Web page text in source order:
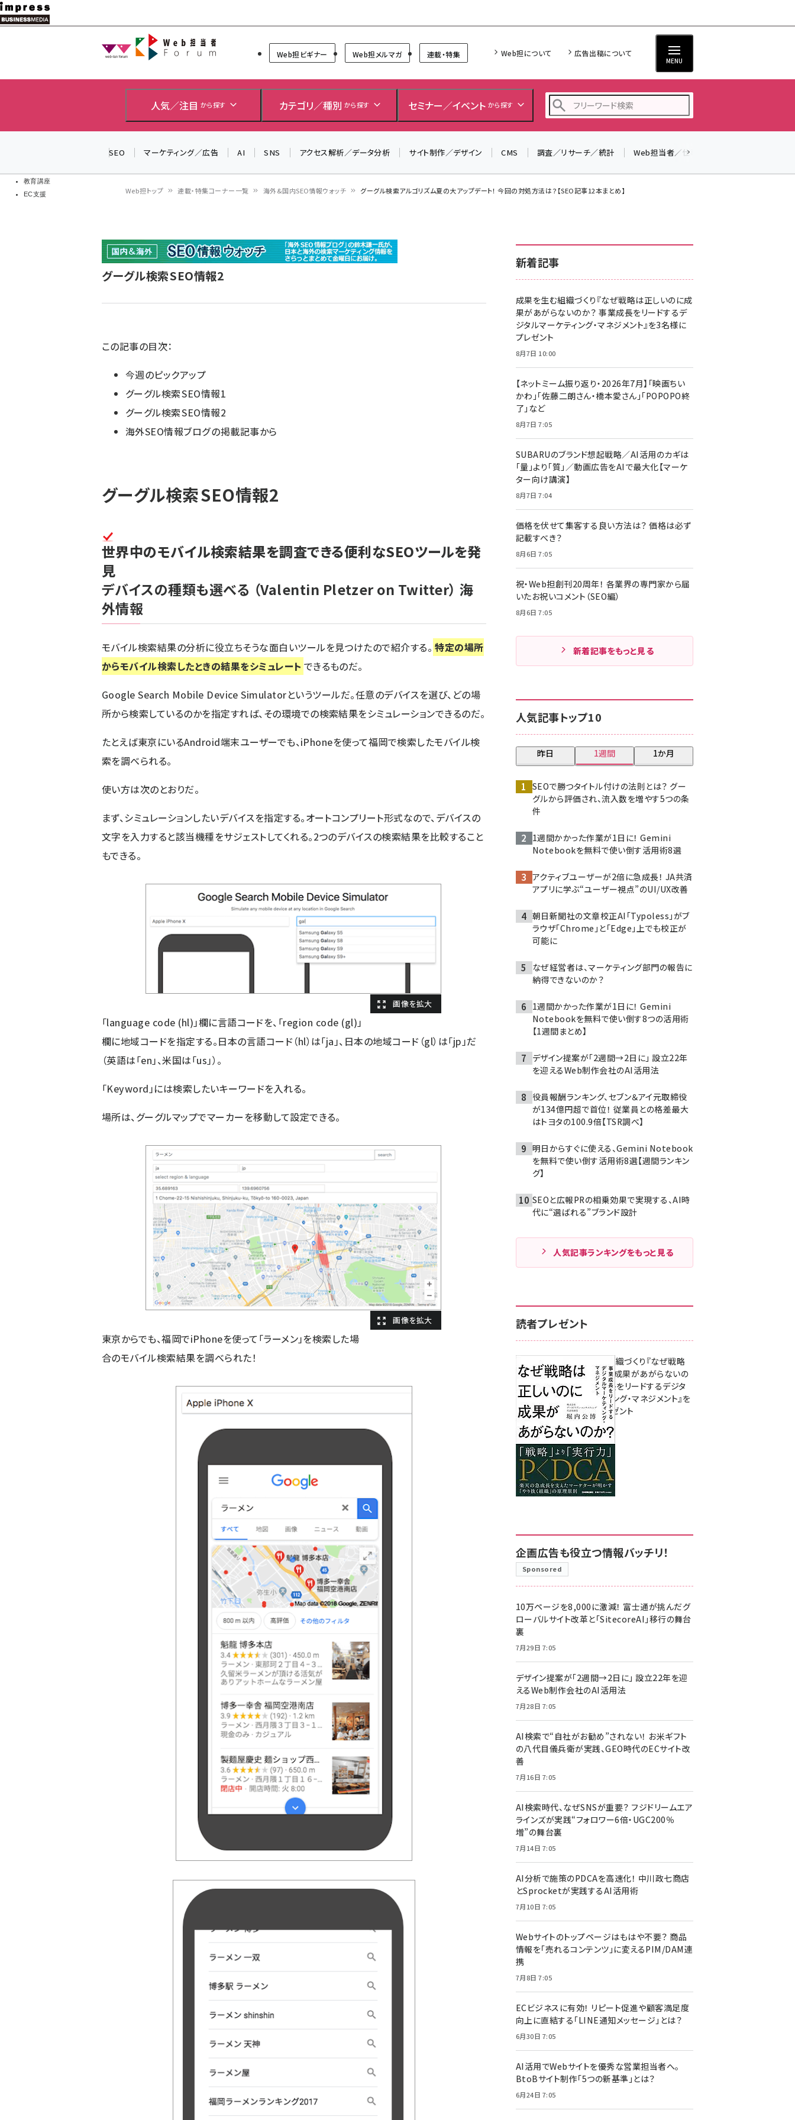
メ
イ
教育講座
EC支援
Web担当者Forum
Web担ビギナー Web担メルマガ 連載・特集 Web担について 広告出稿について
MENU
人気／注目 から探す カテゴリ／種別 から探す セミナー／イベント から探す
ai (2820)
z世代 (1629)
meo (1281)
llmo (1167)
SEO マーケティング／広告 AI SNS アクセス解析／データ分析 サイト制作／デザイン CMS 調査／リサーチ／統計 Web担当者／仕事
ン
く
ず
Web担トップ 連載・特集コーナー一覧 海外&国内SEO情報ウォッチ グーグル検索アルゴリズム夏の大アップデート！ 今回の対処方法は？【SEO記事12本まとめ】
グーグル検索 SEO情報2
この記事の目次：
今週のピックアップ
グーグル検索 SEO情報1
グーグル検索 SEO情報2
海外SEO情報ブログ の掲載記事から
グーグル検索 SEO情報2
世界中のモバイル検索結果を調査できる便利なSEOツールを発
見
デバイスの種類も選べる （Valentin Pletzer on Twitter）海
外情報
モバイル検索結果の分析に役立ちそうな面白いツールを見つけたので紹介する。 特定の場所
からモバイル検索したときの結果をシミュレート できるものだ。
Google Search Mobile Device Simulatorというツールだ。任意のデバイスを選び、どの場
所から検索しているのかを指定すれば、その環境での検索結果をシミュレーションできるのだ。
たとえば東京にいるAndroid端末ユーザーでも、iPhoneを使って福岡で検索したモバイル検
索を調べられる。
使い方は次のとおりだ。
まず、シミュレーションしたいデバイスを指定する。オートコンプリート形式なので、デバイスの
文字を入力すると該当機種をサジェストしてくれる。2つのデバイスの検索結果を比較すること
もできる。
「language code (hl)」欄に言語コードを、「region code (gl)」
欄に地域コードを指定する。日本の言語コード（hl）は「ja」、日本の地域コード（gl）は「jp」だ
（英語は「en」、米国は「us」）。
「Keyword」には検索したいキーワードを入れる。
場所は、グーグルマップでマーカーを移動して設定できる。
東京からでも、福岡でiPhoneを使って「ラーメン」を検索した場
合のモバイル検索結果を調べられた！
新着記事
成果を生む組織づくり『なぜ戦略は正しいのに成
果があがらないのか？ 事業成長をリードするデ
ジタルマーケティング・マネジメント』を3名様に
プレゼント
8月7日 10:00
【ネットミーム振り返り・2026年7月】「映画ちい
かわ」「佐藤二朗さん・橋本愛さん」「POPOPO終
了」など
8月7日 7:05
SUBARUのブランド想起戦略／AI活用のカギは
「量」より「質」／動画広告をAIで最大化【マーケ
ター向け講演】
8月7日 7:04
価格を伏せて集客する良い方法は？ 価格は必ず
記載すべき？
8月6日 7:05
祝・Web担創刊20周年！ 各業界の専門家から届
いたお祝いコメント（SEO編）
8月6日 7:05
新着記事をもっと見る
人気記事トップ10
昨日 1週間 1か月
SEOで勝つタイトル付けの法則とは？ グー
グルから評価され、流入数を増やす5つの条
件
1週間かかった作業が1日に！ Gemini
Notebookを無料で使い倒す活用術8選
アクティブユーザーが2倍に急成長！ JA共済
アプリに学ぶ“ユーザー視点”のUI/UX改善
朝日新聞社の文章校正AI「Typoless」がブ
ラウザ「Chrome」と「Edge」上でも校正が
可能に
なぜ経営者は、マーケティング部門の報告に
納得できないのか？
1週間かかった作業が1日に！ Gemini
Notebookを無料で使い倒す8つの活用術
【1週間まとめ】
デザイン提案が「2週間→2日に」 設立22年
を迎えるWeb制作会社のAI活用法
役員報酬ランキング、セブン＆アイ元取締役
が134億円超で首位！ 従業員との格差最大
はトヨタの100.9倍【TSR調べ】
明日からすぐに使える、Gemini Notebook
を無料で使い倒す活用術8選【週間ランキン
グ】
SEOと広報PRの相乗効果で実現する、AI時
代に“選ばれる”ブランド設計
人気記事ランキングをもっと見る
読者プレゼント
成果を生む組織づくり『なぜ戦略
は正しいのに成果があがらないの
か？ 事業成長をリードするデジタ
ルマーケティング・マネジメント』を
3名様にプレゼント
8月7日 10:00
企画広告も役立つ情報バッチリ！
Sponsored
10万ページを8,000に激減！ 富士通が挑んだグ
ローバルサイト改革と「SitecoreAI」移行の舞台
裏
7月29日 7:05
デザイン提案が「2週間→2日に」 設立22年を迎
えるWeb制作会社のAI活用法
7月28日 7:05
AI検索で“自社がお勧め”されない！ お米ギフト
の八代目儀兵衛が実践、GEO時代のECサイト改
善
7月16日 7:05
AI検索時代、なぜSNSが重要？ フジドリームエア
ラインズが実践“フォロワー6倍・UGC200％
増”の舞台裏
7月14日 7:05
AI分析で施策のPDCAを高速化！ 中川政七商店
とSprocketが実践するAI活用術
7月10日 7:05
Webサイトのトップページはもはや不要？ 商品
情報を「売れるコンテンツ」に変えるPIM/DAM連
携
7月8日 7:05
ECビジネスに有効！ リピート促進や顧客満足度
向上に直結する「LINE通知メッセージ」とは？
6月30日 7:05
AI活用でWebサイトを優秀な営業担当者へ。
BtoBサイト制作「5つの新基準」とは？
6月24日 7:05